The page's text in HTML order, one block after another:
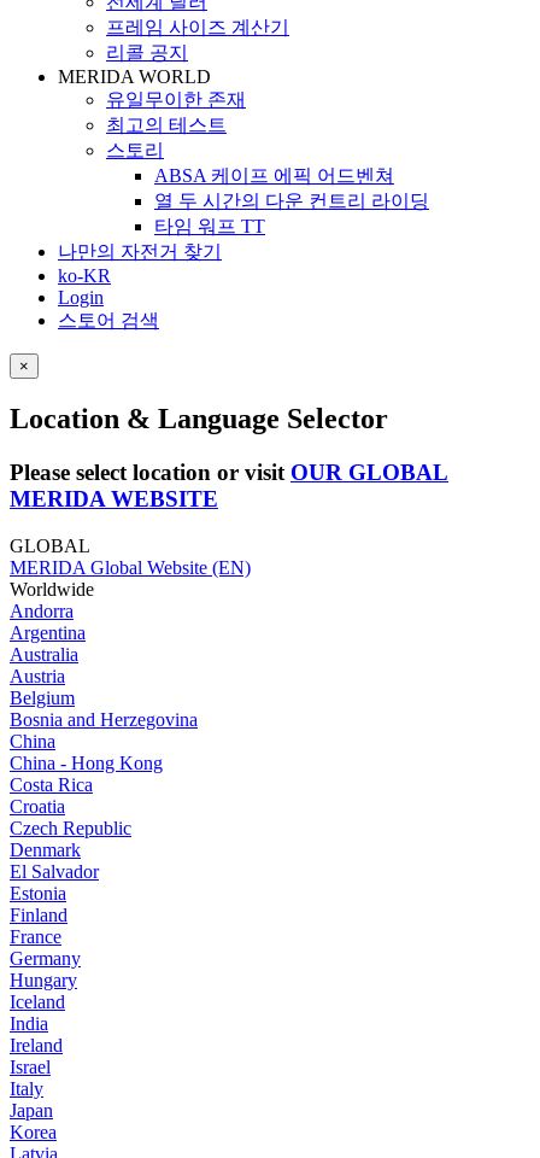
프레임 사이즈 계산기
리콜 공지
MERIDA WORLD
유일무이한 존재
최고의 테스트
스토리
ABSA 케이프 에픽 어드벤쳐
열 두 시간의 다운 컨트리 라이딩
타임 워프 TT
나만의 자전거 찾기
ko-KR
Login
스토어 검색
×
Location & Language Selector
Please select location or visit OUR GLOBAL
MERIDA WEBSITE
GLOBAL
MERIDA Global Website (EN)
Worldwide
Andorra
Argentina
Australia
Austria
Belgium
Bosnia and Herzegovina
China
China - Hong Kong
Costa Rica
Croatia
Czech Republic
Denmark
El Salvador
Estonia
Finland
France
Germany
Hungary
Iceland
India
Ireland
Israel
Italy
Japan
Korea
Latvia